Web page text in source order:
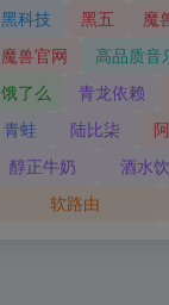
黑科技 黑五 魔
魔兽官网
高品质音
饿了么
青龙依赖
青蛙
陆比柒
醇正牛奶
酒水
软路由